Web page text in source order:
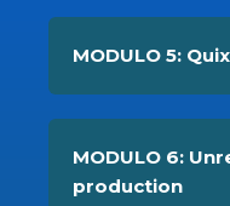
MODULO 5:
MODULO 6:
production